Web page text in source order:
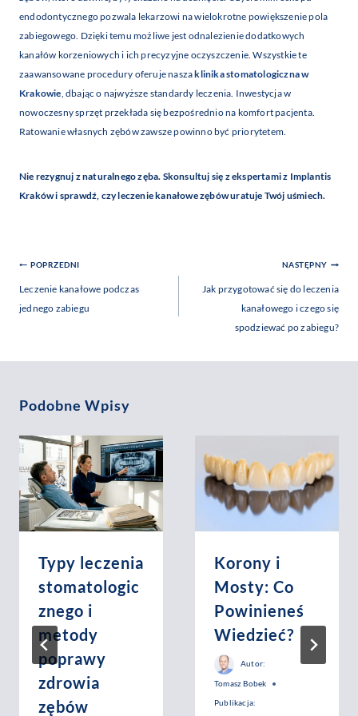
endodontycznego pozwala lekarzowi na wielokrotne powiększenie pola
zabiegowego. Dzięki temu możliwe jest odnalezienie dodatkowych
kanałów korzeniowych i ich precyzyjne oczyszczenie. Wszystkie te
zaawansowane procedury oferuje naszaklinika stomatologiczna w
Krakowie, dbając o najwyższe standardy leczenia. Inwestycja w
nowoczesny sprzęt przekłada się bezpośrednio na komfort pacjenta.
Ratowanie własnych zębów zawsze powinno być priorytetem.
Nie rezygnuj z naturalnego zęba. Skonsultuj się z ekspertami z Implantis
Kraków i sprawdź, czy leczenie kanałowe zębów uratuje Twój uśmiech.
Nawigacja
Wpisu
POPRZEDNI
Leczenie kanałowe podczas
jednego zabiegu
NASTĘPNY
Jak przygotować się do leczenia
kanałowego i czego się
spodziewać po zabiegu?
Podobne Wpisy
Typy leczenia
stomatologic
znego i
metody
poprawy
zdrowia
zębów
Korony i
Mosty: Co
Powinieneś
Wiedzieć?
Autor:
Tomasz Bobek
Publikacja: